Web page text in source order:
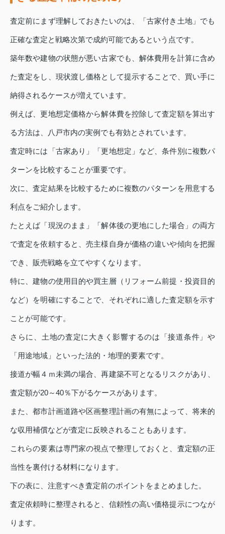
査定前にまず理解しておきたいのは、「古家付き土地」でも
正確な査定と戦略次第で成約可能であるという点です。
築年数や建物の状態が悪い古家でも、解体費用を計算に含め
た査定をし、現状渡し価格として提示することで、買い手に
納得されるケースが増えています。
例えば、更地想定価格から解体費を控除して査定額を算出す
る方法は、八戸市内の実例でも有効とされています。
査定時には「古家あり」「更地想定」など、条件別に複数パ
ターンを比較することが重要です。
次に、査定結果を比較するために複数のパターンを用意する
利点をご紹介します。
たとえば「現況のまま」「解体後の更地にした場合」の両方
で査定を依頼すると、売主様自身が価格の違いや傾向を把握
でき、販売戦略を立てやすくなります。
特に、建物の使用目的や買主層（リフォーム前提・投資目的
など）を明確にすることで、それぞれに適した査定額を示す
ことが可能です。
さらに、土地の査定に大きく影響するのは「接道条件」や
「用途地域」といった法的・地理的要素です。
接道が幅４ｍ未満の場合、再建築不可となるリスクがあり、
査定額が20～40％下がるケースがあります。
また、都市計画道路や区画整理計画の有無によって、将来的
な収用補償などが査定に反映されることもあります。
これらの要素は専門家の視点で整理しておくと、査定額の正
当性を裏付ける材料になります。
下の表に、注意すべき査定前のポイントをまとめました。
査定依頼時に整理されると、信頼性の高い価格提示につなが
ります。